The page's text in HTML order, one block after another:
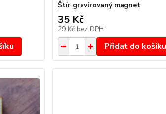
Štír gravírovaný magnet
35 Kč
29 Kč bez DPH
Přidat do košíku